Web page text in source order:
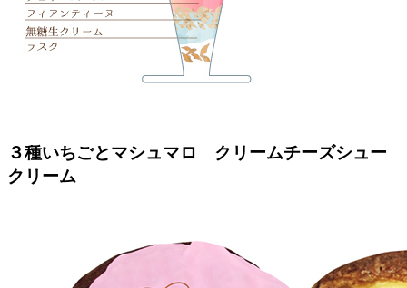
３種いちごとマシュマロ クリームチーズシュー
クリーム